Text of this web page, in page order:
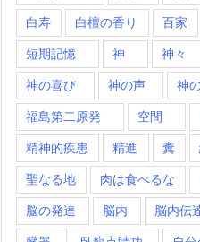
白寿 白檀の香り 百家
短期記憶 神 神々
神の喜び 神の声 神
福島第二原発 空間
精神的疾患 精進 糞
聖なる地 肉は食べるな
脳の発達 脳内 脳内伝